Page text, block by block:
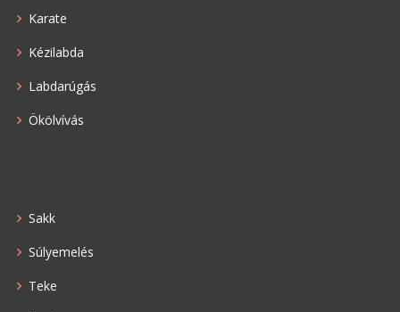
Karate
Kézilabda
Labdarúgás
Ökölvívás
Sakk
Súlyemelés
Teke